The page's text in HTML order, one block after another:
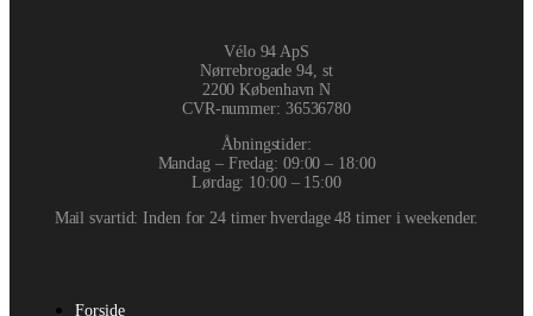
Vélo 94 ApS
Nørrebrogade 94, st
2200 København N
CVR-nummer: 36536780
Åbningstider:
Mandag – Fredag: 09:00 – 18:00
Lørdag: 10:00 – 15:00
Mail svartid: Inden for 24 timer hverdage 48 timer i weekender.
Forside